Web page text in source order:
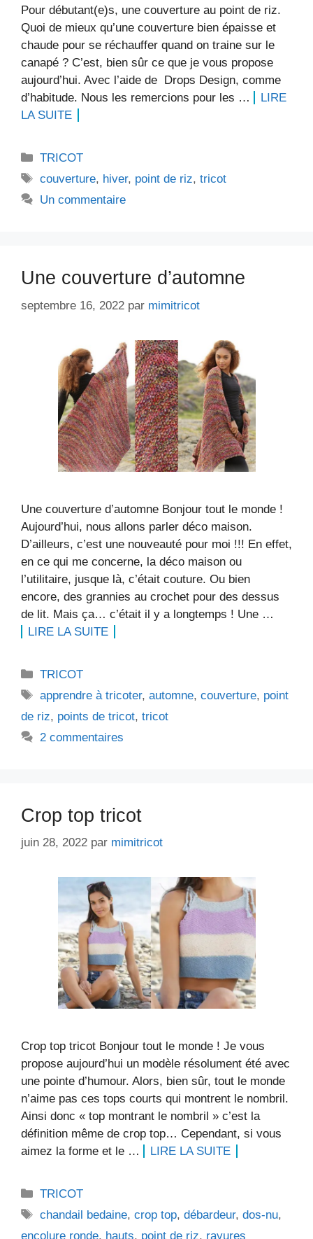
Pour débutant(e)s, une couverture au point de riz.
Quoi de mieux qu’une couverture bien épaisse et
chaude pour se réchauffer quand on traine sur le
canapé ? C’est, bien sûr ce que je vous propose
aujourd’hui. Avec l’aide de Drops Design, comme
d’habitude. Nous les remercions pour les …
LIRE
LA SUITE
Catégories
TRICOT
Étiquettes
couverture, hiver, point de riz,tricot
Un commentaire
Une couverture d’automne
septembre 16, 2022 par mimitricot
Une couverture d’automne Bonjour tout le monde !
Aujourd’hui, nous allons parler déco maison.
D’ailleurs, c’est une nouveauté pour moi !!! En effet,
en ce qui me concerne, la déco maison ou
l’utilitaire, jusque là, c’était couture. Ou bien
encore, des grannies au crochet pour des dessus
de lit. Mais ça… c’était il y a longtemps ! Une …
LIRE LA SUITE
Catégories
TRICOT
Étiquettes
apprendre à tricoter,automne,couverture, point
de riz, points de tricot, tricot
2 commentaires
Crop top tricot
juin 28, 2022 par mimitricot
Crop top tricot Bonjour tout le monde ! Je vous
propose aujourd’hui un modèle résolument été avec
une pointe d’humour. Alors, bien sûr, tout le monde
n’aime pas ces tops courts qui montrent le nombril.
Ainsi donc « top montrant le nombril » c’est la
définition même de crop top… Cependant, si vous
aimez la forme et le …
LIRE LA SUITE
Catégories
TRICOT
Étiquettes
chandail bedaine,crop top,débardeur,dos-nu,
encolure ronde, hauts, point de riz, rayures